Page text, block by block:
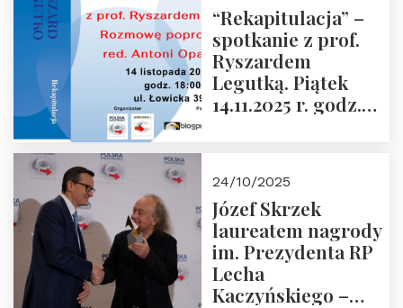
“Rekapitulacja” –
spotkanie z prof.
Ryszardem
Legutką. Piątek
14.11.2025 r. godz.
24/10/2025
Józef Skrzek
laureatem nagrody
im. Prezydenta RP
Lecha
Kaczyńskiego –